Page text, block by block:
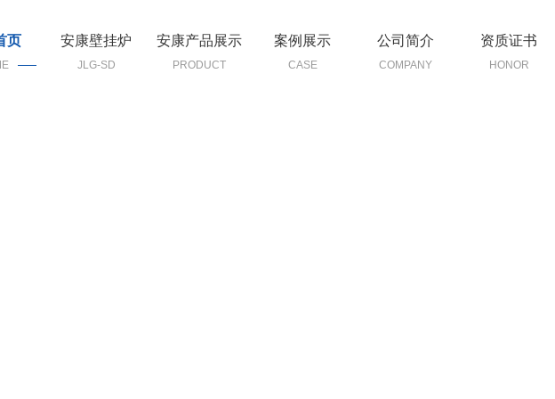
页 安康壁挂炉
JLG-SD
安康产品展示
PRODUCT
案例展示
CASE
公司简介
COMPANY
资质证书
HONOR